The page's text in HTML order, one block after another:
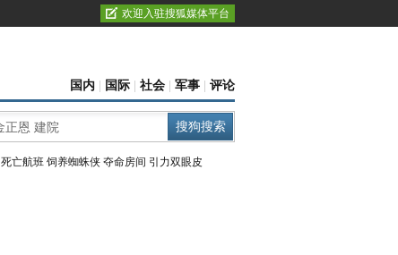
欢迎入驻搜狐媒体平台
国内 国际 社会 军事 评论
死亡航班 饲养蜘蛛侠 夺命房间 引力双眼皮